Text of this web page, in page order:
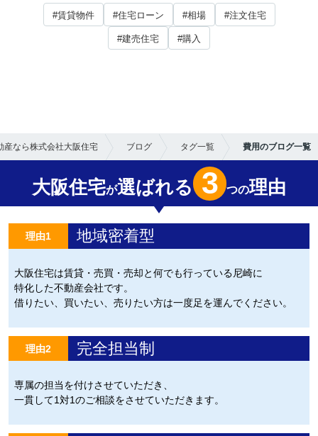
#賃貸物件 #住宅ローン #相場 #注文住宅
#建売住宅 #購入
産なら株式会社大阪住宅 ブログ タグ一覧 費用のブログ一覧
大阪住宅が選ばれる 3 つの理由
理由1 地域密着型
大阪住宅は賃貸・売買・売却と何でも行っている尼崎に
特化した不動産会社です。
借りたい、買いたい、売りたい方は一度足を運んでください。
理由2 完全担当制
専属の担当を付けさせていただき、
一貫して1対1のご相談をさせていただきます。